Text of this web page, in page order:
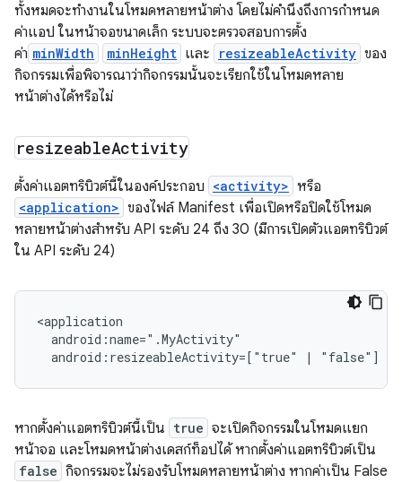
ทั้งหมดจะทำงานในโหมดหลายหน้าต่าง โดยไม่คำนึงถึงการกำหนด
ค่าแอป ในหน้าจอขนาดเล็ก ระบบจะตรวจสอบการตั้ง
ค่า minWidth minHeight และ resizeableActivity ของ
กิจกรรมเพื่อพิจารณาว่ากิจกรรมนั้นจะเรียกใช้ในโหมดหลาย
หน้าต่างได้หรือไม่
resizeableActivity
ตั้งค่าแอตทริบิวต์นี้ในองค์ประกอบ <activity> หรือ
<application> ของไฟล์ Manifest เพื่อเปิดหรือปิดใช้โหมด
หลายหน้าต่างสำหรับ API ระดับ 24 ถึง 30 (มีการเปิดตัวแอตทริบิวต์
ใน API ระดับ 24)
android:resizeableActivity=["true"
| "false"]
หากตั้งค่าแอตทริบิวต์นี้เป็น true จะเปิดกิจกรรมในโหมดแยก
หน้าจอ และโหมดหน้าต่างเดสก์ท็อปได้ หากตั้งค่าแอตทริบิวต์เป็น
false กิจกรรมจะไม่รองรับโหมดหลายหน้าต่าง หากค่าเป็น False